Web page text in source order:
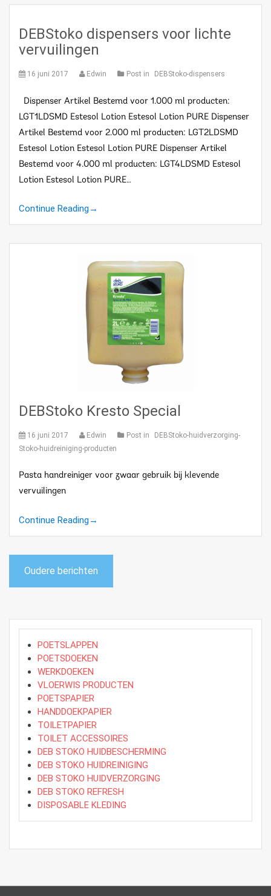
DEBStoko dispensers voor lichte
vervuilingen
16 juni 2017 Edwin Post in DEBStoko-dispensers
Dispenser Artikel Bestemd voor 1.000 ml producten:
LGT1LDSMD Estesol Lotion Estesol Lotion PURE Dispenser
Artikel Bestemd voor 2.000 ml producten: LGT2LDSMD
Estesol Lotion Estesol Lotion PURE Dispenser Artikel
Bestemd voor 4.000 ml producten: LGT4LDSMD Estesol
Lotion Estesol Lotion PURE…
Continue Reading →
DEBStoko Kresto Special
16 juni 2017 Edwin Post in
DEBStoko-huidverzorging-
Stoko-huidreiniging-producten
Pasta handreiniger voor zwaar gebruik bij klevende
vervuilingen
Continue Reading →
Berichten
navigatie
Oudere berichten
POETSLAPPEN
POETSDOEKEN
WERKDOEKEN
VLOERWIS PRODUCTEN
POETSPAPIER
HANDDOEKPAPIER
TOILETPAPIER
TOILET ACCESSOIRES
DEB STOKO HUIDBESCHERMING
DEB STOKO HUIDREINIGING
DEB STOKO HUIDVERZORGING
DEB STOKO REFRESH
DISPOSABLE KLEDING